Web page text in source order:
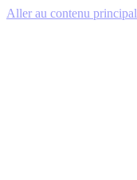
Aller au contenu principal